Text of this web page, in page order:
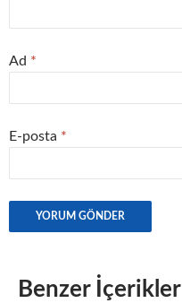
Ad *
E-posta *
Benzer İçerikler